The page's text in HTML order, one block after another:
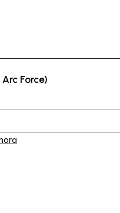
Force)